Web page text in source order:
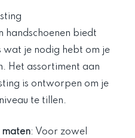
handschoenen biedt
je nodig hebt om je
Het assortiment aan
is ontworpen om je
te tillen.
maten: Voor zowel